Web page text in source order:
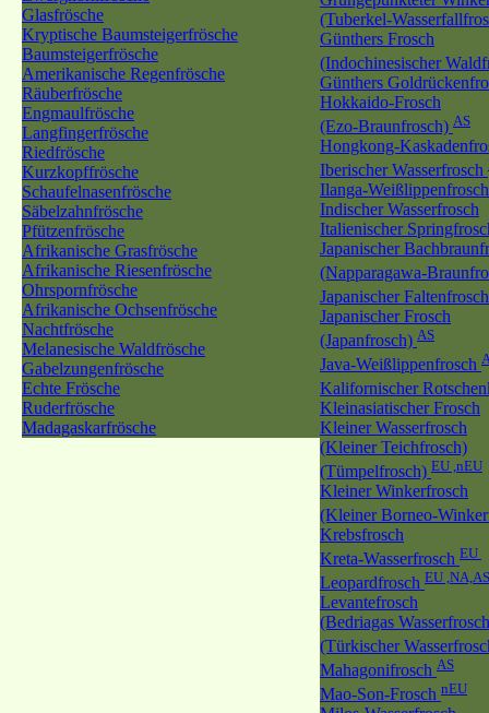
Glasfrösche
Kryptische Baumsteigerfrösche
Baumsteigerfrösche
Amerikanische Regenfrösche
Räuberfrösche
Engmaulfrösche
Langfingerfrösche
Riedfrösche
Kurzkopffrösche
Schaufelnasenfrösche
Säbelzahnfrösche
Pfützenfrösche
Afrikanische Grasfrösche
Afrikanische Riesenfrösche
Ohrspornfrösche
Afrikanische Ochsenfrösche
Nachtfrösche
Melanesische Waldfrösche
Gabelzungenfrösche
Echte Frösche
Ruderfrösche
Madagaskarfrösche
(Tuberkel-
Günthers Frosch
(Indochinesischer
Günthers
Hokkaido-Frosch
(Ezo-Braunfrosch) AS
Hongkong-
Iberischer Wasserfrosch
Ilanga-Weißlippenfrosch
Indischer Wasserfrosch
Italienischer
Japanischer
(Napparagawa-
Japanischer
Japanischer Frosch
(Japanfrosch) AS
Java-Weißlippenfrosch
Kalifornischer
Kleinasiatischer Frosch
Kleiner Wasserfrosch
(Kleiner Teichfrosch)
(Tümpelfrosch) EU ,nEU
Kleiner Winkerfrosch
(Kleiner Borneo-
Krebsfrosch
Kreta-Wasserfrosch EU
Leopardfrosch EU ,NA,AS
Levantefrosch
(Bedriagas
(Türkischer
Mahagonifrosch AS
Mao-Son-Frosch nEU